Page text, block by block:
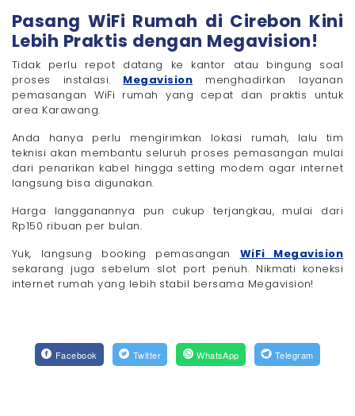
Pasang WiFi Rumah di Cirebon Kini
Lebih Praktis dengan Megavision!
Tidak perlu repot datang ke kantor atau bingung soal
proses instalasi. Megavision menghadirkan layanan
pemasangan WiFi rumah yang cepat dan praktis untuk
area Karawang.
Anda hanya perlu mengirimkan lokasi rumah, lalu tim
teknisi akan membantu seluruh proses pemasangan mulai
dari penarikan kabel hingga setting modem agar internet
langsung bisa digunakan.
Harga langganannya pun cukup terjangkau, mulai dari
Rp150 ribuan per bulan.
Yuk, langsung booking pemasangan WiFi Megavision
sekarang juga sebelum slot port penuh. Nikmati koneksi
internet rumah yang lebih stabil bersama Megavision!
Facebook Twitter WhatsApp Telegram